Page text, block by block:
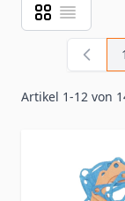
Ansicht als
Raster
Liste
Artikel 1-12 von
1